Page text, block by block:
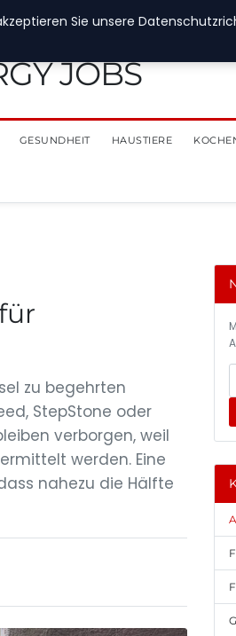
JOBS
GESUNDHEIT HAUSTIERE
zu begehrten
StepStone oder
verborgen, weil
werden. Eine
nahezu die Hälfte
Sie unsere